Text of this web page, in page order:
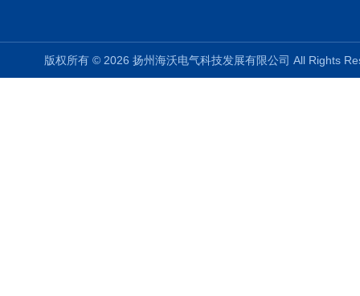
版权所有 © 2026 扬州海沃电气科技发展有限公司 All